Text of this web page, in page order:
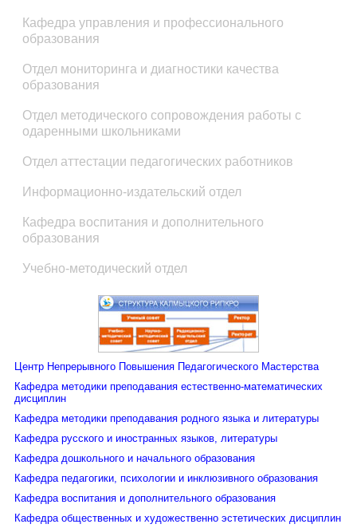
Кафедра управления и профессионального
образования
Отдел мониторинга и диагностики качества
образования
Отдел методического сопровождения работы с
одаренными школьниками
Отдел аттестации педагогических работников
Информационно-издательский отдел
Кафедра воспитания и дополнительного
образования
Учебно-методический отдел
Центр Непрерывного Повышения Педагогического Мастерства
Кафедра методики преподавания естественно-математических
дисциплин
Кафедра методики преподавания родного языка и литературы
Кафедра русского и иностранных языков, литературы
Кафедра дошкольного и начального образования
Кафедра педагогики, психологии и инклюзивного образования
Кафедра воспитания и дополнительного образования
Кафедра общественных и художественно эстетических дисциплин